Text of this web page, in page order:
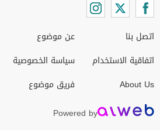
اتصل بنا
اتفاقية الاستخدام
About Us
عن موضوع
سياسة الخصوصية
فريق موضوع
Powered by